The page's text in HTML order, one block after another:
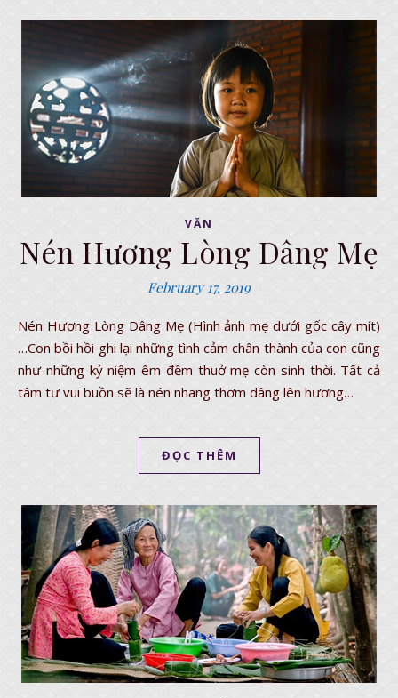
VĂN
Nén Hương Lòng Dâng Mẹ
February 17, 2019
Nén Hương Lòng Dâng Mẹ (Hình ảnh mẹ dưới gốc cây mít)
…Con bồi hồi ghi lại những tình cảm chân thành của con cũng
như những kỷ niệm êm đềm thuở mẹ còn sinh thời. Tất cả
tâm tư vui buồn sẽ là nén nhang thơm dâng lên hương…
ĐỌC THÊM